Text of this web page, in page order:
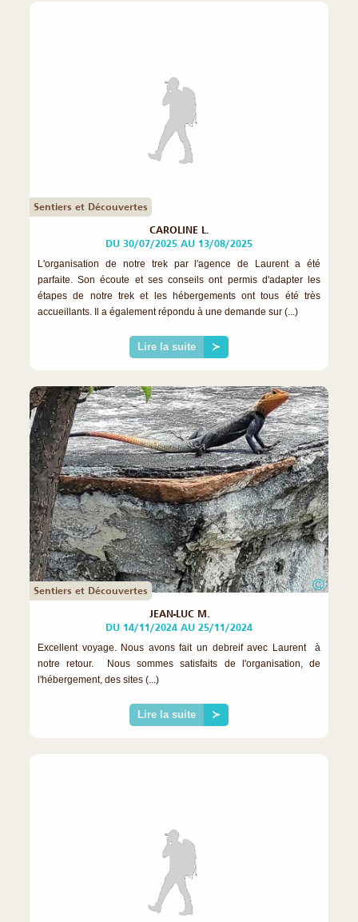
Sentiers et Découvertes
CAROLINE L.
DU 30/07/2025 AU 13/08/2025
L'organisation de notre trek par l'agence de Laurent a été
parfaite. Son écoute et ses conseils ont permis d'adapter les
étapes de notre trek et les hébergements ont tous été très
accueillants. Il a également répondu à une demande sur (...)
Lire la suite ≻
Sentiers et Découvertes ©
JEAN-LUC M.
DU 14/11/2024 AU 25/11/2024
Excellent voyage. Nous avons fait un debreif avec Laurent à
notre retour. Nous sommes satisfaits de l'organisation, de
l'hébergement, des sites (...)
Lire la suite ≻